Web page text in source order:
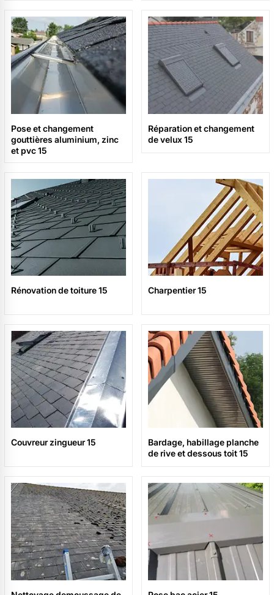
Pose et changement
gouttières aluminium, zinc
et pvc 15
Réparation et changement
de velux 15
Rénovation de toiture 15 Charpentier 15
Couvreur zingueur 15
Bardage, habillage planche
de rive et dessous toit 15